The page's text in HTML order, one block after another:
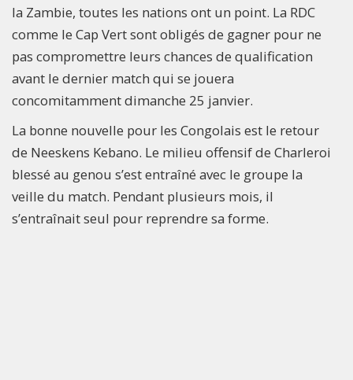
la Zambie, toutes les nations ont un point. La RDC
comme le Cap Vert sont obligés de gagner pour ne
pas compromettre leurs chances de qualification
avant le dernier match qui se jouera
concomitamment dimanche 25 janvier.
La bonne nouvelle pour les Congolais est le retour
de Neeskens Kebano. Le milieu offensif de Charleroi
blessé au genou s’est entraîné avec le groupe la
veille du match. Pendant plusieurs mois, il
s’entraînait seul pour reprendre sa forme.